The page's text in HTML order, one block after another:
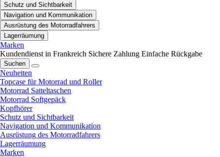
Schutz und Sichtbarkeit
Navigation und Kommunikation
Ausrüstung des Motorradfahrers
Lagerräumung
Marken
Kundendienst in Frankreich Sichere Zahlung Einfache Rückgabe
Suchen
Neuheiten
Topcase für Motorrad und Roller
Motorrad Satteltaschen
Motorrad Softgepäck
Kopfhörer
Schutz und Sichtbarkeit
Navigation und Kommunikation
Ausrüstung des Motorradfahrers
Lagerräumung
Marken